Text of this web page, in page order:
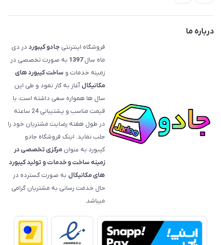
حضوری، با هماهنگی)
اصطلاحات و مفاهیم مرتبط به کیبوردهای مکانیکال
درباره ما
فروشگاه اینترنتی جادو کیبورد در دی
ماه سال1397 به صورت تخصصی در
زمینه خدمات و ساخت کیبورد های
مکانیکالآغاز به کار نمود و طی این
سال ها همواره سعی داشته است، با
قیمت‌ مناسب و پشتیبانی 24 ساعته
در طول هفته رضایت مشتریان خود را
جلب نماید. اینک فروشگاه جادو
کیبورد به عنوان مرکزی تخصصی در
زمینه ساخت و خدمات و تولید کیبورد
های مکانیکال به صورت گسترده در
حال خدمت رسانی به مشتریان گرامی
میباشد.